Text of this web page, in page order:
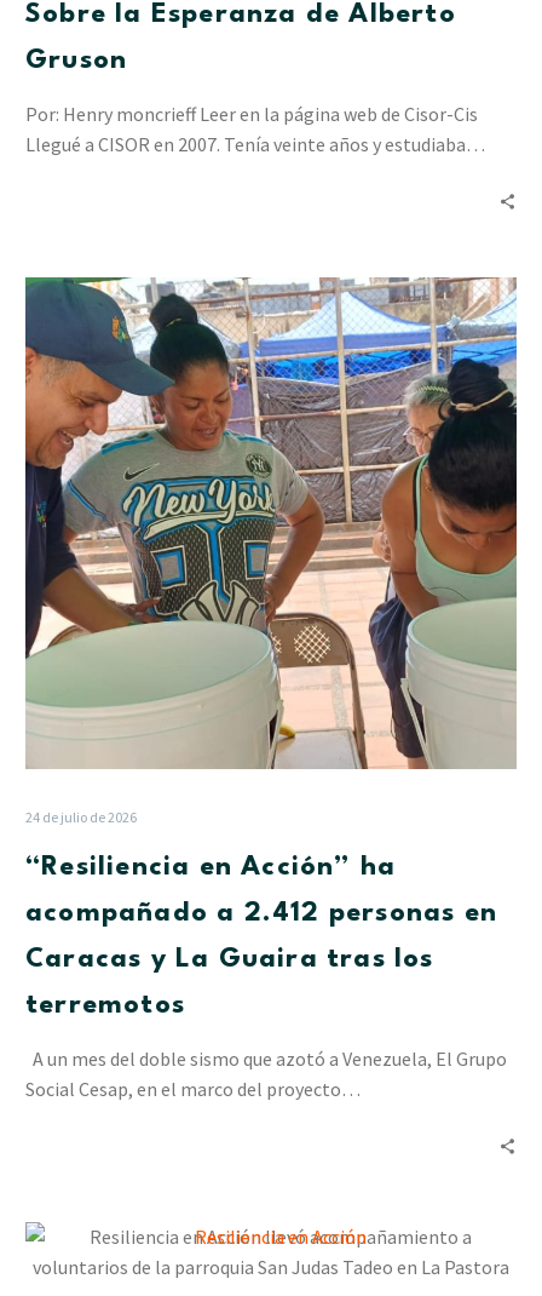
Sobre la Esperanza de Alberto
Gruson
Por: Henry moncrieff Leer en la página web de Cisor-Cis
Llegué a CISOR en 2007. Tenía veinte años y estudiaba…
“Resiliencia
en
Acción”
ha
acompañado
a
2.412
personas
en
Caracas
y
La
Guaira
tras
los
terremotos
24 de julio de 2026
“Resiliencia en Acción” ha
acompañado a 2.412 personas en
Caracas y La Guaira tras los
terremotos
A un mes del doble sismo que azotó a Venezuela, El Grupo
Social Cesap, en el marco del proyecto…
Resiliencia
en